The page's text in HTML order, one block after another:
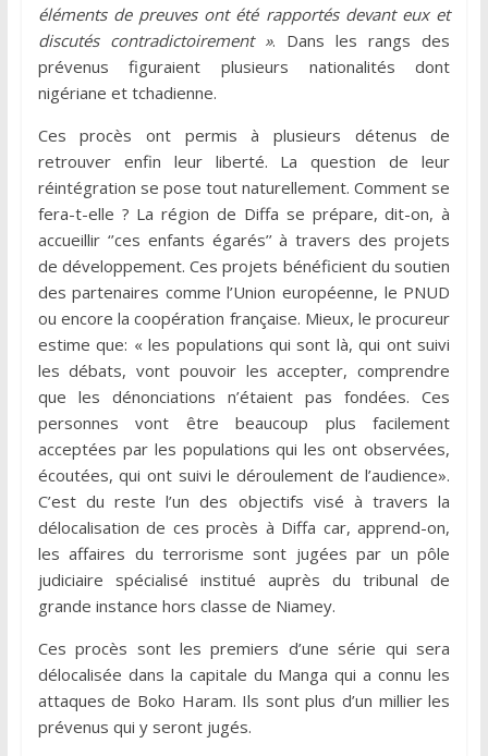
éléments de preuves ont été rapportés devant eux et
discutés contradictoirement ». Dans les rangs des
prévenus figuraient plusieurs nationalités dont
nigériane et tchadienne.
Ces procès ont permis à plusieurs détenus de
retrouver enfin leur liberté. La question de leur
réintégration se pose tout naturellement. Comment se
fera-t-elle ? La région de Diffa se prépare, dit-on, à
accueillir ‘’ces enfants égarés’’ à travers des projets
de développement. Ces projets bénéficient du soutien
des partenaires comme l’Union européenne, le PNUD
ou encore la coopération française. Mieux, le procureur
estime que: « les populations qui sont là, qui ont suivi
les débats, vont pouvoir les accepter, comprendre
que les dénonciations n’étaient pas fondées. Ces
personnes vont être beaucoup plus facilement
acceptées par les populations qui les ont observées,
écoutées, qui ont suivi le déroulement de l’audience».
C’est du reste l’un des objectifs visé à travers la
délocalisation de ces procès à Diffa car, apprend-on,
les affaires du terrorisme sont jugées par un pôle
judiciaire spécialisé institué auprès du tribunal de
grande instance hors classe de Niamey.
Ces procès sont les premiers d’une série qui sera
délocalisée dans la capitale du Manga qui a connu les
attaques de Boko Haram. Ils sont plus d’un millier les
prévenus qui y seront jugés.